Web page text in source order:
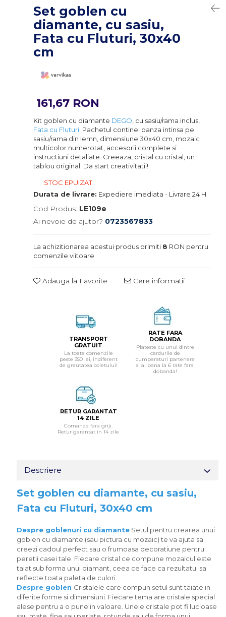
Set goblen cu
diamante, cu sasiu,
Fata cu Fluturi, 30x40
cm
161,67 RON
Kit goblen cu diamante DEGO, cu sasiu/rama inclus,
Fata cu Fluturi. Pachetul contine: panza intinsa pe
sasiu/rama din lemn, dimensiune 30x40 cm, mozaic
multicolor numerotat, accesorii complete si
instructiuni detaliate. Creeaza, cristal cu cristal, un
tablou original. Da start creativitatii!
STOC EPUIZAT
Durata de livrare: Expediere imediata - Livrare 24 H
Cod Produs: LE109e
Ai nevoie de ajutor? 0723567833
La achizitionarea acestui produs primiti 8 RON pentru
comenzile viitoare
Adauga la Favorite Cere informatii
TRANSPORT
GRATUIT
La toate comenzile
peste 350 lei, indiferent
de greutatea coletului!
RATE FARA
DOBANDA
Plateste cu unul dintre
cardurile de
cumparaturi partenere
si ai pana la 6 rate fara
dobanda!
RETUR GARANTAT
14 ZILE
Comanda fara griji.
Retur garantat in 14 zile
Descriere
Set goblen cu diamante, cu sasiu,
Fata cu Fluturi, 30x40 cm
Despre goblenuri cu diamante Setul pentru crearea unui
goblen cu diamante (sau pictura cu mozaic) te va ajuta sa
creezi cadoul perfect sau o frumoasa decoratiune pentru
peretii casei tale. Fiecare cristal ce compune mozaicul este
taiat sub forma unui diamant, ceea ce face ca rezultatul sa
reflecte toata paleta de culori.
Despre goblen Cristalele care compun setul sunt taiate in
diferite forme si dimensiuni. Fiecare tema are cristale special
alese pentru a o pune in valoare. Unele cristale pot fi lucioase